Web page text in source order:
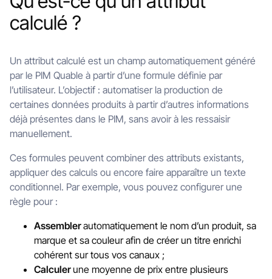
calculé ?
Un attribut calculé est un champ automatiquement généré
par le PIM Quable à partir d’une formule définie par
l’utilisateur. L’objectif : automatiser la production de
certaines données produits à partir d’autres informations
déjà présentes dans le PIM, sans avoir à les ressaisir
manuellement.
Ces formules peuvent combiner des attributs existants,
appliquer des calculs ou encore faire apparaître un texte
conditionnel. Par exemple, vous pouvez configurer une
règle pour :
Assemblerautomatiquement le nom d’un produit, sa
marque et sa couleur afin de créer un titre enrichi
cohérent sur tous vos canaux ;
Calculerune moyenne de prix entre plusieurs